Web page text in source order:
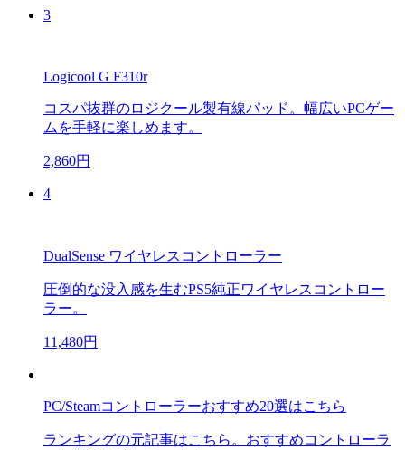
3
Logicool G F310r
コスパ抜群のロジクール製有線パッド。幅広いPCゲー
ムを手軽に楽しめます。
2,860円
4
DualSense ワイヤレスコントローラー
圧倒的な没入感を生むPS5純正ワイヤレスコントロー
ラー。
11,480円
PC/Steamコントローラーおすすめ20選はこちら
ランキングの元記事はこちら。おすすめコントローラ